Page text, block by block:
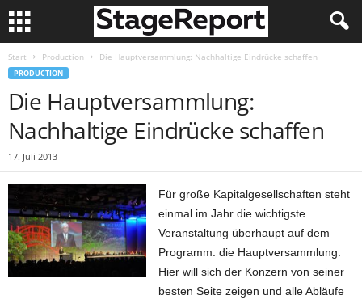
Start Production Die Hauptversammlung: Nachhaltige Eindrücke schaffen
PRODUCTION
Die Hauptversammlung:
Nachhaltige Eindrücke schaffen
17. Juli 2013
Für große Kapitalgesellschaften steht
einmal im Jahr die wichtigste
Veranstaltung überhaupt auf dem
Programm: die Hauptversammlung.
Hier will sich der Konzern von seiner
besten Seite zeigen und alle Abläufe